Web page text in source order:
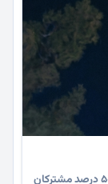
مدیر امور آب و فاضلاب کاشمر با بیان اینکه بیش از ۵۰ درصد مشترکان